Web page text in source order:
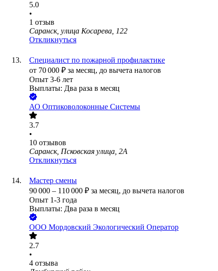
5.0
•
1 отзыв
Саранск, улица Косарева, 122
Откликнуться
Специалист по пожарной профилактике
от 70 000 ₽ за месяц, до вычета налогов
Опыт 3-6 лет
Выплаты: Два раза в месяц
АО Оптиковолоконные Системы
3.7
•
10 отзывов
Саранск, Псковская улица, 2А
Откликнуться
Мастер смены
90 000 – 110 000 ₽ за месяц, до вычета налогов
Опыт 1-3 года
Выплаты: Два раза в месяц
ООО Мордовский Экологический Оператор
2.7
•
4 отзыва